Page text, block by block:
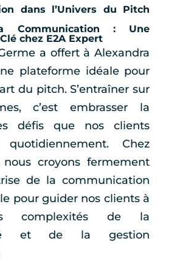
dans l’Univers du Pitch
Communication : Une
chez E2A Expert
a offert à Alexandra
plateforme idéale pour
du pitch. S’entraîner sur
c’est embrasser la
défis que nos clients
quotidiennement. Chez
nous croyons fermement
de la communication
pour guider nos clients à
complexités de la
et de la gestion